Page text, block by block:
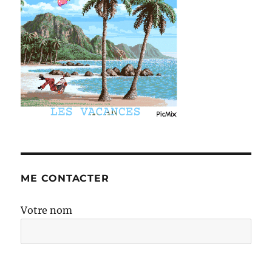
ME CONTACTER
Votre nom